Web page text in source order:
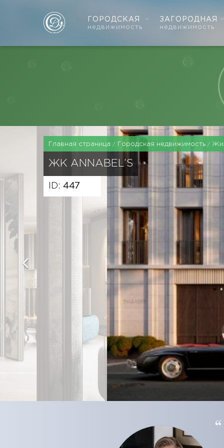
ГОРОДСКАЯ
недвижимость
ЗАГОРОДНАЯ
недвижимость
Главная страница Городская недвижимость
ЖК ANNABEL’S
ID: 447